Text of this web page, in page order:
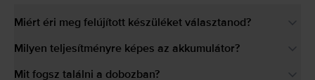
Miért éri meg felújított készüléket választanod?
Milyen teljesítményre képes az akkumulátor?
Mit fogsz találni a dobozban?